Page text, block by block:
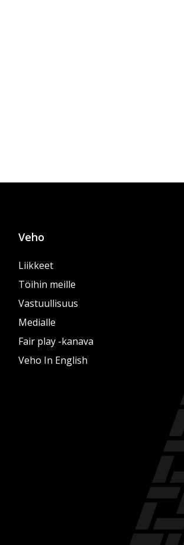
Veho
Liikkeet
Töihin meille
Vastuullisuus
Medialle
Fair play -kanava
Veho In English